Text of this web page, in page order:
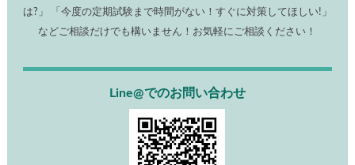
は?」 「今度の定期試験まで時間がない！すぐに対策してほしい!」
などご相談だけでも構いません！お気軽にご相談ください！
Line@でのお問い合わせ